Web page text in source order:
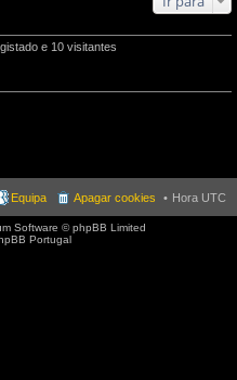
e 10 visitantes
Hora UTC
Apagar cookies
Equipa
Software © phpBB Limited
Portugal